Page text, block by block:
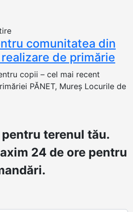
comunitatea din
de primărie
copii – cel mai recent
PĂNET, Mureș Locurile de
pentru terenul tău.
24 de ore pentru